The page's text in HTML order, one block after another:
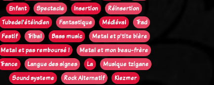
Enfant
Spectacle Insertion
Réinsertion
Tubedel'étéindien
Fantastique Médiéval
Trad
Festif
Tribal Bass music
Metal et p'tite bière
Metal et pas remboursé !
Metal et mon beau-frère
Trance
Langue des signes La
Musique tzigane
Sound systeme
Rock Alternatif
Klezmer